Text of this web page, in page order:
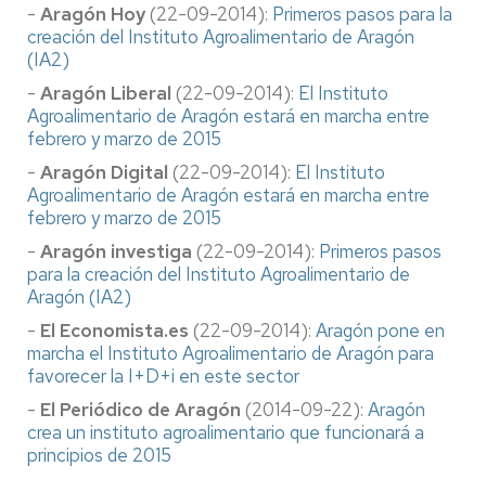
- Aragón Hoy(22-09-2014): Primeros pasos para la
creación del Instituto Agroalimentario de Aragón
(IA2)
- Aragón Liberal (22-09-2014): El Instituto
Agroalimentario de Aragón estará en marcha entre
febrero y marzo de 2015
- Aragón Digital (22-09-2014): El Instituto
Agroalimentario de Aragón estará en marcha entre
febrero y marzo de 2015
- Aragón investiga (22-09-2014): Primeros pasos
para la creación del Instituto Agroalimentario de
Aragón (IA2)
- El Economista.es (22-09-2014): Aragón pone en
marcha el Instituto Agroalimentario de Aragón para
favorecer la I+D+i en este sector
- El Periódico de Aragón (2014-09-22): Aragón
crea un instituto agroalimentario que funcionará a
principios de 2015